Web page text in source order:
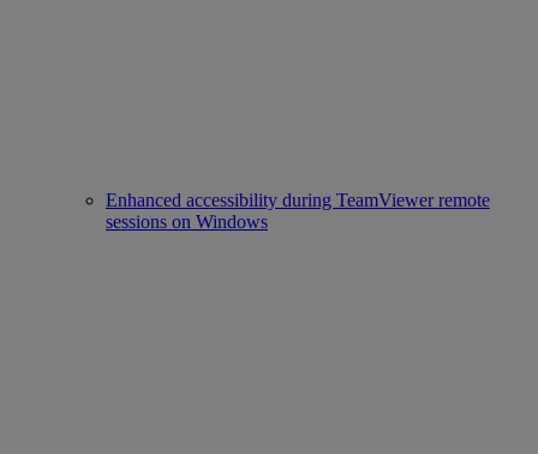
Enhanced accessibility during TeamViewer remote
sessions on Windows